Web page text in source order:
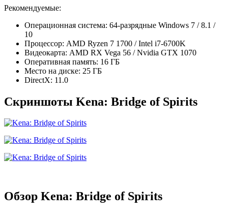
Рекомендуемые:
Операционная система: 64-разрядные Windows 7 / 8.1 /
10
Процессор: AMD Ryzen 7 1700 / Intel i7-6700K
Видеокарта: AMD RX Vega 56 / Nvidia GTX 1070
Оперативная память: 16 ГБ
Место на диске: 25 ГБ
DirectX: 11.0
Скриншоты Kena: Bridge of Spirits
Обзор Kena: Bridge of Spirits